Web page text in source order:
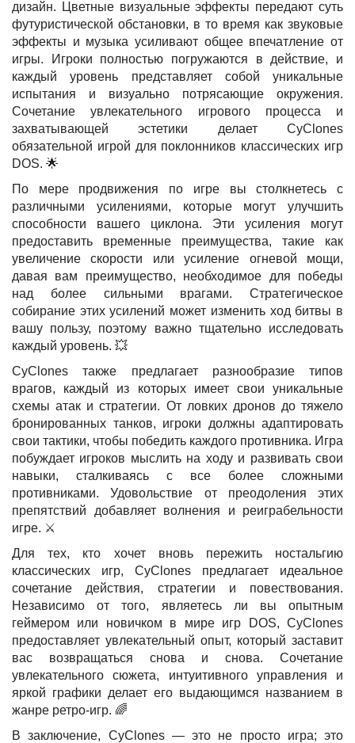
дизайн. Цветные визуальные эффекты передают суть
футуристической обстановки, в то время как звуковые
эффекты и музыка усиливают общее впечатление от
игры. Игроки полностью погружаются в действие, и
каждый уровень представляет собой уникальные
испытания и визуально потрясающие окружения.
Сочетание увлекательного игрового процесса и
захватывающей эстетики делает CyClones
обязательной игрой для поклонников классических игр
DOS. 🌟
По мере продвижения по игре вы столкнетесь с
различными усилениями, которые могут улучшить
способности вашего циклона. Эти усиления могут
предоставить временные преимущества, такие как
увеличение скорости или усиление огневой мощи,
давая вам преимущество, необходимое для победы
над более сильными врагами. Стратегическое
собирание этих усилений может изменить ход битвы в
вашу пользу, поэтому важно тщательно исследовать
каждый уровень. 💥
CyClones также предлагает разнообразие типов
врагов, каждый из которых имеет свои уникальные
схемы атак и стратегии. От ловких дронов до тяжело
бронированных танков, игроки должны адаптировать
свои тактики, чтобы победить каждого противника. Игра
побуждает игроков мыслить на ходу и развивать свои
навыки, сталкиваясь с все более сложными
противниками. Удовольствие от преодоления этих
препятствий добавляет волнения и реиграбельности
игре. ⚔️
Для тех, кто хочет вновь пережить ностальгию
классических игр, CyClones предлагает идеальное
сочетание действия, стратегии и повествования.
Независимо от того, являетесь ли вы опытным
геймером или новичком в мире игр DOS, CyClones
предоставляет увлекательный опыт, который заставит
вас возвращаться снова и снова. Сочетание
увлекательного сюжета, интуитивного управления и
яркой графики делает его выдающимся названием в
жанре ретро-игр. 🌈
В заключение, CyClones — это не просто игра; это